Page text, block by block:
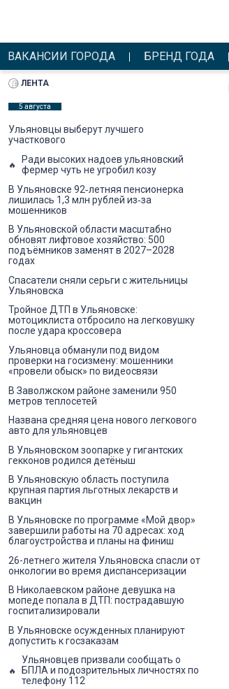
ВАКАНСИИ ГОРОДА БРЕНД ГОДА
ЛЕНТА
5 августа
Ульяновцы выберут лучшего
участкового
Ради высоких надоев ульяновский
фермер чуть не угробил козу
В Ульяновске 92‑летняя пенсионерка
лишилась 1,3 млн рублей из‑за
мошенников
В Ульяновской области масштабно
обновят лифтовое хозяйство: 500
подъёмников заменят в 2027–2028
годах
Спасатели сняли серьги с жительницы
Ульяновска
Тройное ДТП в Ульяновске:
мотоциклиста отбросило на легковушку
после удара кроссовера
Ульяновца обманули под видом
проверки на госизмену: мошенники
«провели обыск» по видеосвязи
В Заволжском районе заменили 950
метров теплосетей
Названа средняя цена нового легкового
авто для ульяновцев
В Ульяновском зоопарке у гигантских
гекконов родился детёныш
В Ульяновскую область поступила
крупная партия льготных лекарств и
вакцин
В Ульяновске по программе «Мой двор»
завершили работы на 70 адресах: ход
благоустройства и планы на финиш
26-летнего жителя Ульяновска спасли от
онкологии во время диспансеризации
В Николаевском районе девушка на
мопеде попала в ДТП: пострадавшую
госпитализировали
В Ульяновске осужденных планируют
допустить к госзаказам
Ульяновцев призвали сообщать о
БПЛА и подозрительных личностях по
телефону 112